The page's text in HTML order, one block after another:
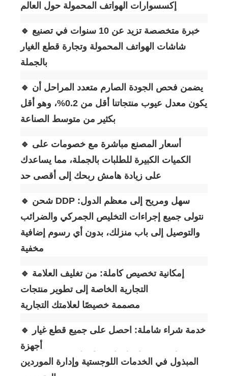
🔹 خبرة متخصصة تزيد عن 10 سنوات في تصنيع
شاشات الهواتف المحمولة وتجارة قطع الغيار
بالجملة
🔹 يضمن فحص الجودة الصارم متعدد المراحل أن
يكون معدل عيوب منتجاتنا أقل من 0.2%، وهو أقل
🔹 أسعار المصنع مباشرة مع خصومات على
الكميات الكبيرة للطلبات بالجملة، مما يساعدك
على زيادة هامش ربحك إلى أقصى حد
🔹 شحن DDP سهل ومريح إلى معظم الدول:
نتولى جميع إجراءات التخليص الجمركي والضرائب
والتوصيل إلى باب منزلك، بدون أي رسوم إضافية
🔹 إمكانية تخصيص كاملة: من تغليف العلامة
التجارية الخاصة إلى تطوير منتجات ODM مخصصة
مصممة خصيصًا لعلامتك التجارية
🔹 خدمة شراء شاملة: احصل على جميع قطع غيار
أجهزة Infinix من خلالنا لتوفير الوقت والجهد
المبذول في الخدمات اللوجستية وإدارة الموردين